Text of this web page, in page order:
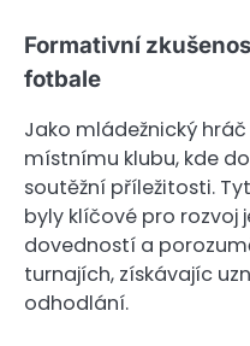
Formativní
fotbale
Jako mládežnický
místnímu klubu, kde
soutěžní příležitosti.
byly klíčové pro rozvoj
dovedností a
turnajích, získávajíc
odhodlání.